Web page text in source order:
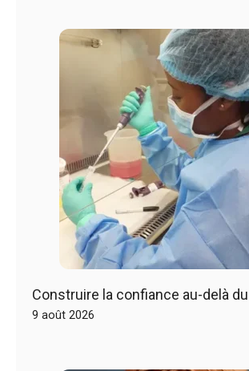
Construire la confiance au-delà
9 août 2026